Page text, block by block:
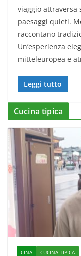
viaggio attraversa
paesaggi quieti.
raccontano
Un’esperienza
mitteleuropea e
Leggi tutto
Cucina tipica
CINA CUCINA TIPICA